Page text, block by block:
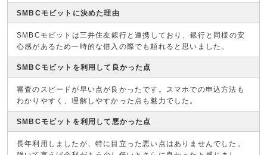
SMBCモビットに決めた理由
SMBCモビットは三井住友銀行と連携しており、銀行と同様の安
心感があるため一時的な借入の際でも頼れると思いました。
SMBCモビットを利用して良かった点
審査のスピードが早い点が良かったです。スマホでの申込方法も
わかりやすく、理解しやすかった点も魅力でした。
SMBCモビットを利用して悪かった点
長年利用しましたが、特に目立った悪い点はありませんでした。